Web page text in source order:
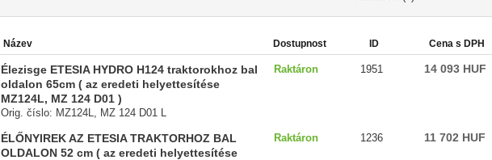
Název Dostupnost ID Cena s DPH
Élezisge ETESIA HYDRO H124 traktorokhoz bal
oldalon 65cm ( az eredeti helyettesítése
MZ124L, MZ 124 D01 )
Orig. číslo: MZ124L, MZ 124 D01 L
Raktáron 1951 14 093 HUF
ÉLŐNYIREK AZ ETESIA TRAKTORHOZ BAL
OLDALON 52 cm ( az eredeti helyettesítése
Raktáron 1236 11 702 HUF